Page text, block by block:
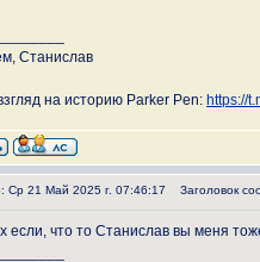
Станислав
на историю Parker Pen: https://
Ср 21 Май 2025 г. 07:46:17 Заголовок
если, что то Станислав вы меня